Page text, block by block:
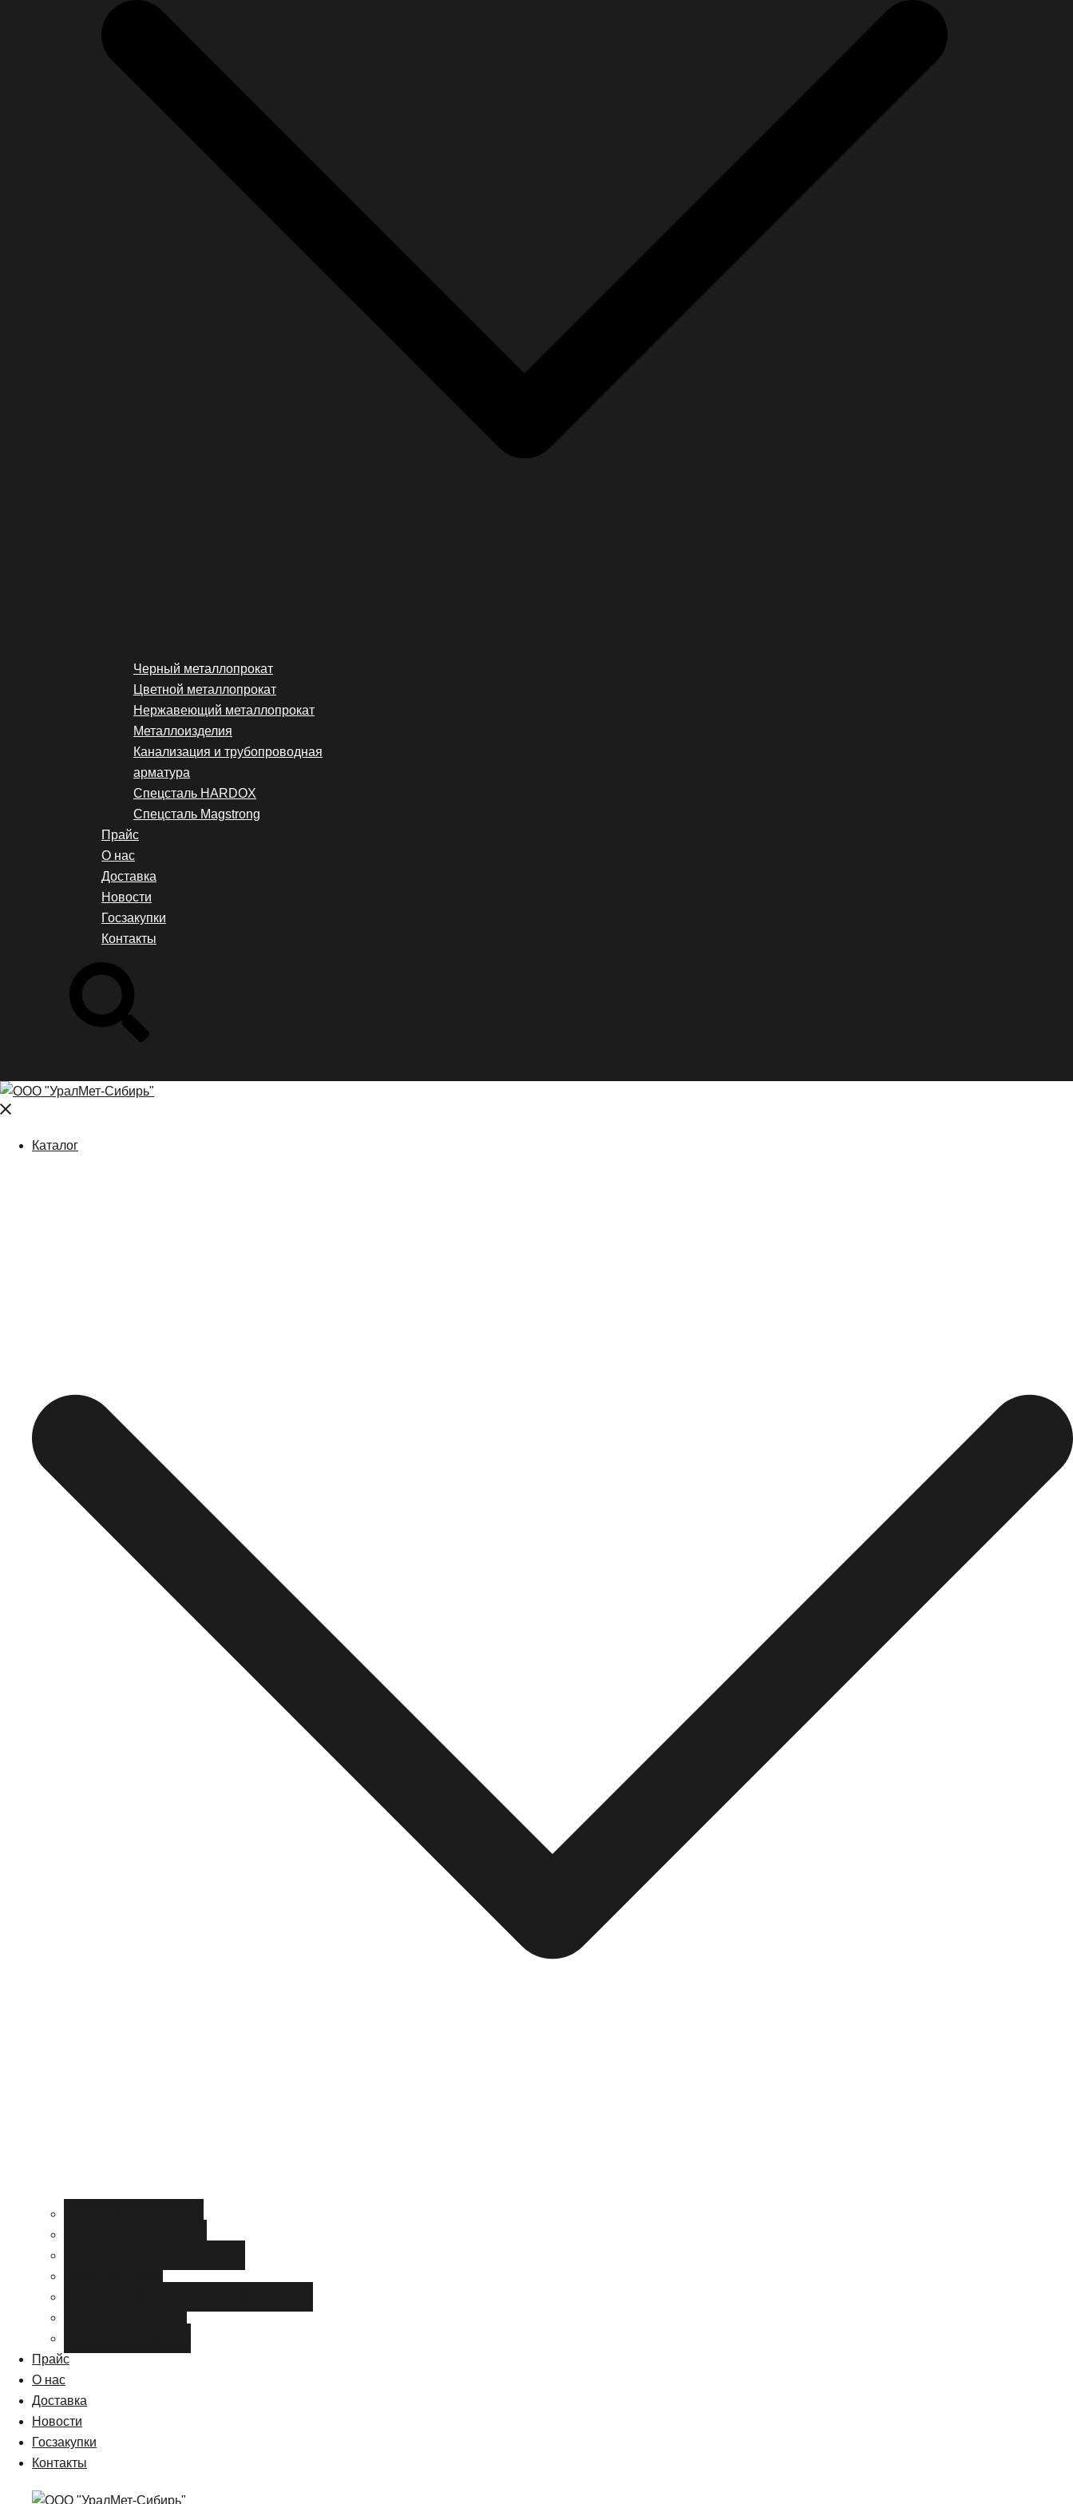
Черный металлопрокат
Цветной металлопрокат
Нержавеющий металлопрокат
Металлоизделия
Канализация и трубопроводная
арматура
Спецсталь HARDOX
Спецсталь Magstrong
Прайс
О нас
Доставка
Новости
Госзакупки
Контакты
Search
Close
Каталог
Прайс
О нас
Доставка
Новости
Госзакупки
Контакты